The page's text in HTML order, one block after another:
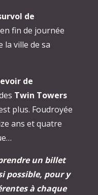
de
fin de journée
la ville de sa
de
Twin Towers
plus. Foudroyée
ans et quatre
un billet
possible, pour y
à chaque